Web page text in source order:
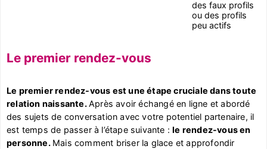
des faux profils
ou des profils
peu actifs
Le premier rendez-vous
Le premier rendez-vous est une étape cruciale dans toute
relation naissante.Après avoir échangé en ligne et abordé
des sujets de conversation avec votre potentiel partenaire, il
est temps de passer à l’étape suivante :le rendez-vous en
personne. Mais comment briser la glace et approfondir